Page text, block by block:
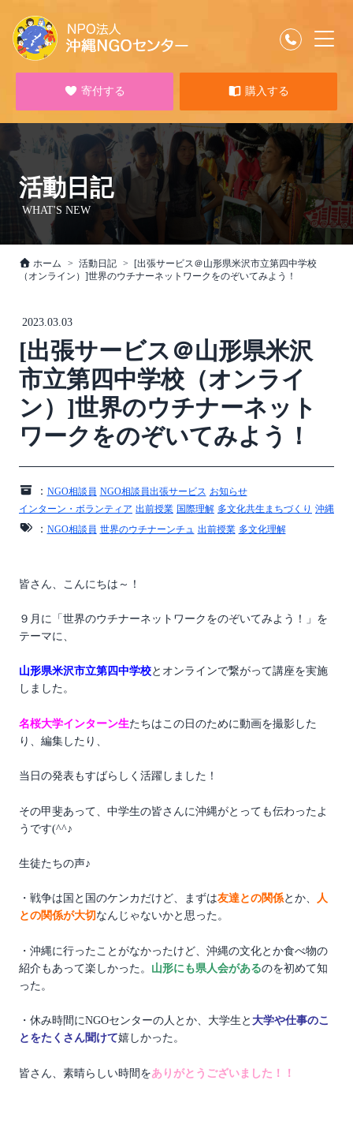
寄付する 購入する
活動日記
WHAT'S NEW
ホーム 活動日記
[出張サービス＠山形県米沢市立第四中学校
（オンライン）]世界のウチナーネットワークをのぞいてみよう！
2023.03.03
[出張サービス＠山形県米沢
市立第四中学校（オンライ
ン）]世界のウチナーネット
ワークをのぞいてみよう！
： NGO相談員 NGO相談員出張サービス お知らせ
インターン・ボランティア 出前授業 国際理解 多文化共生まちづくり 沖縄
： NGO相談員 世界のウチナーンチュ 出前授業 多文化理解
皆さん、こんにちは～！
９月に「世界のウチナーネットワークをのぞいてみよう！」を
テーマに、
山形県米沢市立第四中学校とオンラインで繋がって講座を実施
しました。
名桜大学インターン生たちはこの日のために動画を撮影した
り、編集したり、
当日の発表もすばらしく活躍しました！
その甲斐あって、中学生の皆さんに沖縄がとっても伝わったよ
うです(^^♪
生徒たちの声♪
・戦争は国と国のケンカだけど、まずは友達との関係とか、
人
との関係が大切 なんじゃないかと思った。
・沖縄に行ったことがなかったけど、沖縄の文化とか食べ物の
紹介もあって楽しかった。 山形にも県人会があるのを初めて知
った。
・休み時間にNGOセンターの人とか、大学生と 大学や仕事のこ
とをたくさん聞けて嬉しかった。
皆さん、素晴らしい時間をありがとうございました！！